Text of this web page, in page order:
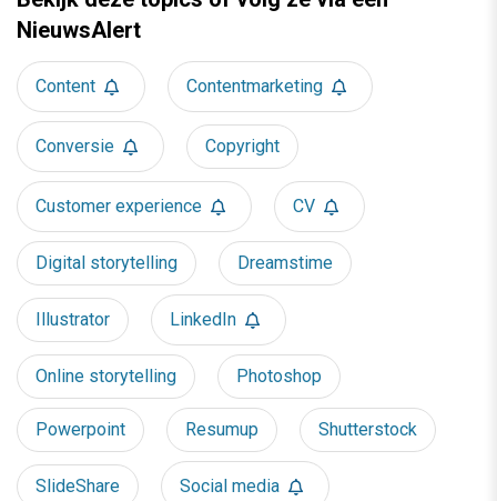
NieuwsAlert
Content Contentmarketing
Conversie Copyright
Customer experience CV
Digital storytelling Dreamstime
Illustrator LinkedIn
Online storytelling Photoshop
Powerpoint Resumup Shutterstock
SlideShare Social media